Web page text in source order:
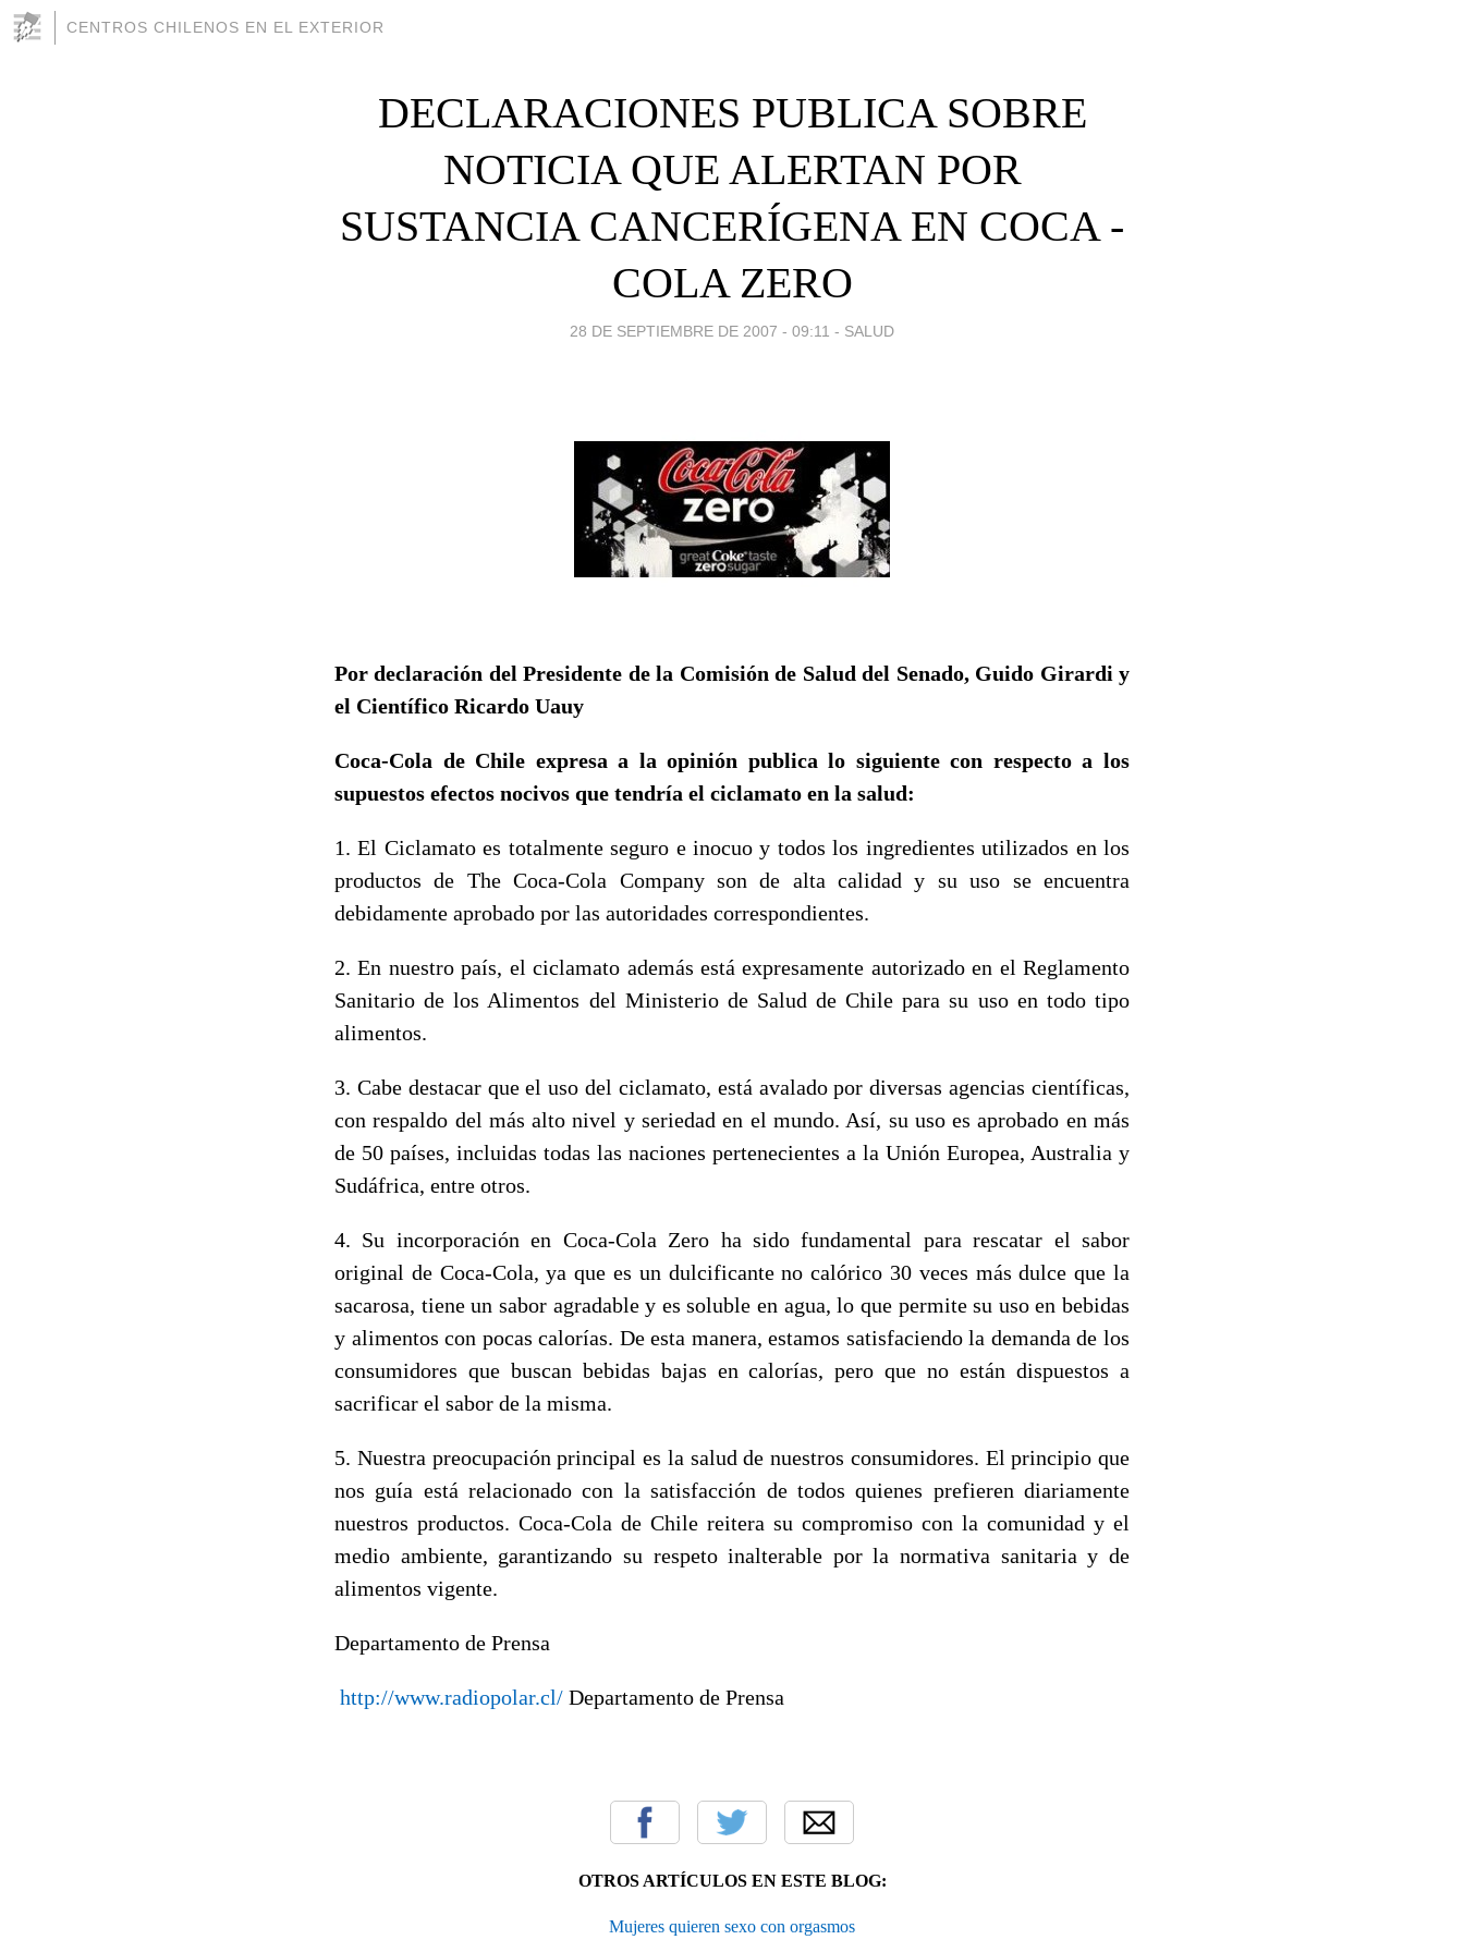
CENTROS CHILENOS EN EL EXTERIOR
DECLARACIONES PUBLICA SOBRE
NOTICIA QUE ALERTAN POR
SUSTANCIA CANCERÍGENA EN COCA -
COLA ZERO
28 DE SEPTIEMBRE DE 2007 - 09:11 - SALUD
Por declaración del Presidente de la Comisión de Salud del Senado, Guido Girardi y
el Científico Ricardo Uauy
Coca-Cola de Chile expresa a la opinión publica lo siguiente con respecto a los
supuestos efectos nocivos que tendría el ciclamato en la salud:
1. El Ciclamato es totalmente seguro e inocuo y todos los ingredientes utilizados en los
productos de The Coca-Cola Company son de alta calidad y su uso se encuentra
debidamente aprobado por las autoridades correspondientes.
2. En nuestro país, el ciclamato además está expresamente autorizado en el Reglamento
Sanitario de los Alimentos del Ministerio de Salud de Chile para su uso en todo tipo
alimentos.
3. Cabe destacar que el uso del ciclamato, está avalado por diversas agencias científicas,
con respaldo del más alto nivel y seriedad en el mundo. Así, su uso es aprobado en más
de 50 países, incluidas todas las naciones pertenecientes a la Unión Europea, Australia y
Sudáfrica, entre otros.
4. Su incorporación en Coca-Cola Zero ha sido fundamental para rescatar el sabor
original de Coca-Cola, ya que es un dulcificante no calórico 30 veces más dulce que la
sacarosa, tiene un sabor agradable y es soluble en agua, lo que permite su uso en bebidas
y alimentos con pocas calorías. De esta manera, estamos satisfaciendo la demanda de los
consumidores que buscan bebidas bajas en calorías, pero que no están dispuestos a
sacrificar el sabor de la misma.
5. Nuestra preocupación principal es la salud de nuestros consumidores. El principio que
nos guía está relacionado con la satisfacción de todos quienes prefieren diariamente
nuestros productos. Coca-Cola de Chile reitera su compromiso con la comunidad y el
medio ambiente, garantizando su respeto inalterable por la normativa sanitaria y de
alimentos vigente.
Departamento de Prensa
http://www.radiopolar.cl/ Departamento de Prensa
OTROS ARTÍCULOS EN ESTE BLOG:
Mujeres quieren sexo con orgasmos